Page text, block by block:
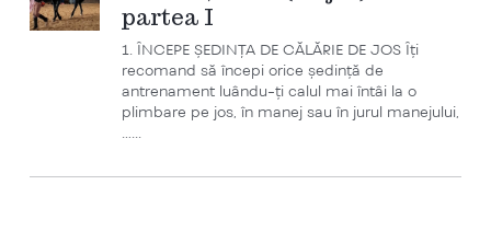
partea I
1. ÎNCEPE ȘEDINȚA DE CĂLĂRIE DE JOS Îți
recomand să începi orice ședință de
antrenament luându-ți calul mai întâi la o
plimbare pe jos, în manej sau în jurul manejului,
…...